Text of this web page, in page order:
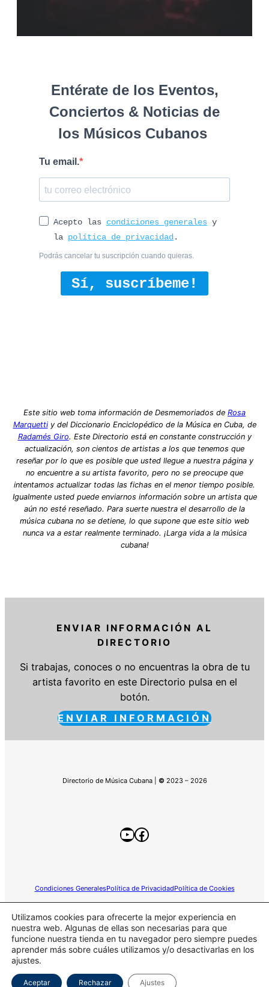
Entérate de los Eventos,
Conciertos & Noticias de
los Músicos Cubanos
Tu email.
Acepto las condiciones generales y
la política de privacidad .
Podrás cancelar tu suscripción cuando quieras.
Sí, suscríbeme!
Este sitio web toma información de Desmemoriados de Rosa
Marquettiy del Diccionario Enciclopédico de la Música en Cuba, de
Radamés Giro. Este Directorio está en constante construcción y
actualización, son cientos de artistas a los que tenemos que
reseñar por lo que es posible que usted llegue a nuestra página y
no encuentre a su artista favorito, pero no se preocupe que
intentamos actualizar todas las fichas en el menor tiempo posible.
Igualmente usted puede enviarnos información sobre un artista que
aún no esté reseñado. Para suerte nuestra el desarrollo de la
música cubana no se detiene, lo que supone que este sitio web
nunca va a estar realmente terminado. ¡Larga vida a la música
cubana!
ENVIAR INFORMACIÓN AL
DIRECTORIO
Si trabajas, conoces o no encuentras la obra de tu
artista favorito en este Directorio pulsa en el
botón.
ENVIAR INFORMACIÓN
Directorio de Música Cubana | © 2023 – 2026
YouTube
Facebook
Condiciones GeneralesPolítica de PrivacidadPolítica de Cookies
Este sitio web participa en el programa de Afiliados de
Amazon.
Utilizamos cookies para ofrecerte la mejor experiencia en
nuestra web. Algunas de ellas son necesarias para que
funcione nuestra tienda en tu navegador pero siempre puedes
aprender más sobre cuáles utilizamos y/o desactivarlas en los
ajustes.
Aceptar Rechazar Ajustes